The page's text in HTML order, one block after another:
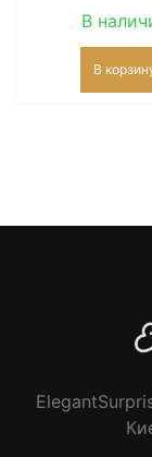
В
В